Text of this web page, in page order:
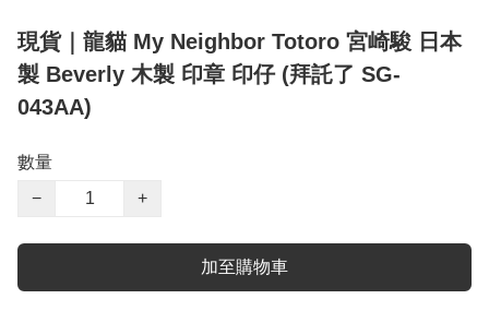
現貨｜龍貓 My Neighbor Totoro 宮崎駿 日本
製 Beverly 木製 印章 印仔 (拜託了 SG-
043AA)
數量
−
+
加至購物車